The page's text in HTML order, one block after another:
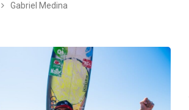
Gabriel Medina